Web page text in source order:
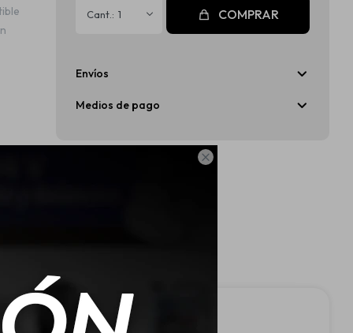

1 COMPRAR
Envíos
Medios de pago